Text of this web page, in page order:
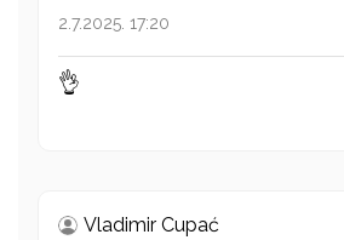
2.7.2025. 17:20
👌
Vladimir Cupać